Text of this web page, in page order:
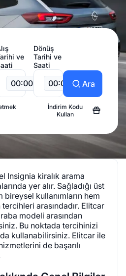
ve
00:00
Dönüş
Tarihi ve
Saati
00:00 Ara
İndirim Kodu
Kullan
Insignia kiralık arama
yer alır. Sağladığı üst
kullanımların hem
arasındadır. Elitcar
modeli arasından
Bu noktada tercihinizi
kullanabilirsiniz. Elitcar ile
de başarılı